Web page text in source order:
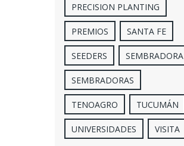
PRECISION PLANTING
PREMIOS SANTA FE
SEEDERS SEMBRADORA
SEMBRADORAS
TENOAGRO TUCUMÁN
UNIVERSIDADES VISITA